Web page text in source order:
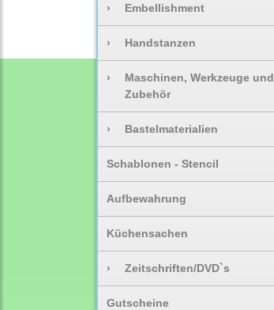
› Embellishment
› Handstanzen
›
Maschinen, Werkzeuge und
Zubehör
› Bastelmaterialien
Schablonen - Stencil
Aufbewahrung
Küchensachen
› Zeitschriften/DVD`s
Gutscheine